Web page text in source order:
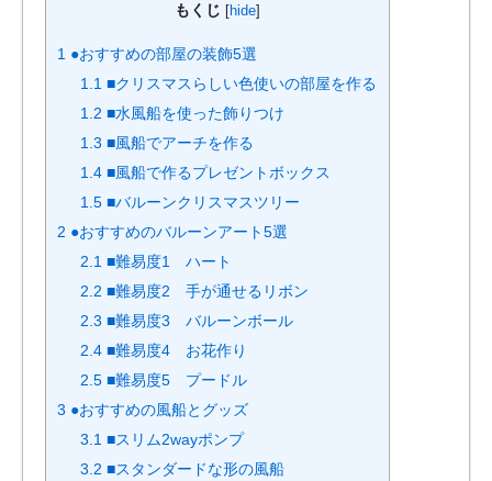
もくじ hide
1 ●おすすめの部屋の装飾5選
1.1 ■クリスマスらしい色使いの部屋を作る
1.2 ■水風船を使った飾りつけ
1.3 ■風船でアーチを作る
1.4 ■風船で作るプレゼントボックス
1.5 ■バルーンクリスマスツリー
2 ●おすすめのバルーンアート5選
2.1 ■難易度1 ハート
2.2 ■難易度2 手が通せるリボン
2.3 ■難易度3 バルーンボール
2.4 ■難易度4 お花作り
2.5 ■難易度5 プードル
3 ●おすすめの風船とグッズ
3.1 ■スリム2wayポンプ
3.2 ■スタンダードな形の風船